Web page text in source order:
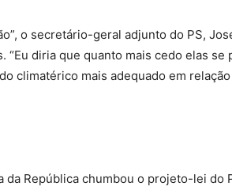
o secretário-geral adjunto do PS​​​​,
“Eu diria que quanto mais cedo elas se
climatérico mais adequado em
da República chumbou o projeto-lei do